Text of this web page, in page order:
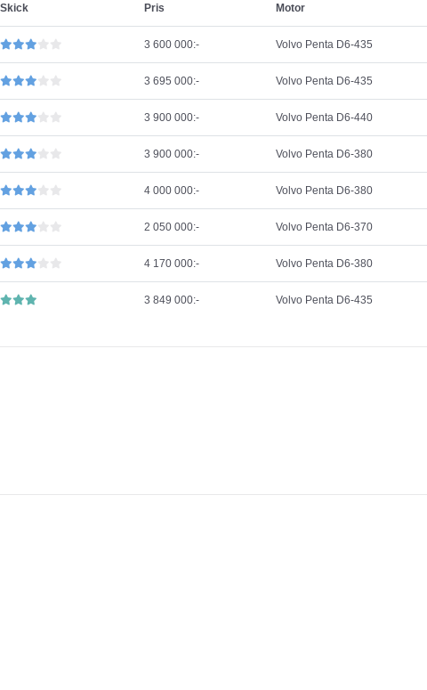
Skick Pris Motor
3 600 000:- Volvo Penta D6-435
3 695 000:- Volvo Penta D6-435
3 900 000:- Volvo Penta D6-440
3 900 000:- Volvo Penta D6-380
4 000 000:- Volvo Penta D6-380
2 050 000:- Volvo Penta D6-370
4 170 000:- Volvo Penta D6-380
3 849 000:- Volvo Penta D6-435